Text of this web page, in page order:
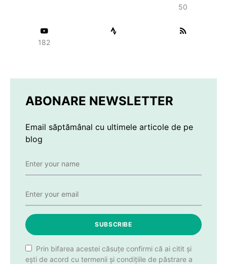
50
182
ABONARE NEWSLETTER
Email săptămânal cu ultimele articole de pe
blog
SUBSCRIBE
Prin bifarea acestei căsuțe confirmi că ai citit și
ești de acord cu termenii și condițiile de păstrare a